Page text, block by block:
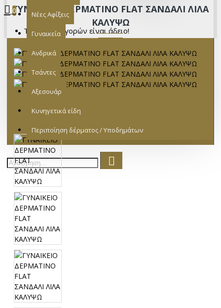
0
Το καλάθι αγορών είναι άδειο!
Νέες Αφίξεις
Γυναικεία
Ανδρικά
Τσάντες
Αξεσουάρ
Κυνηγετικά είδη
Περιποίηση δέρματος / Υποδημάτων
ΓΥΝΑΙΚΕΙΟ ΔΕΡΜΑΤΙΝΟ FLAT ΣΑΝΔΑΛΙ ΛΙΛΑ
ΚΑΛΥΨΩ